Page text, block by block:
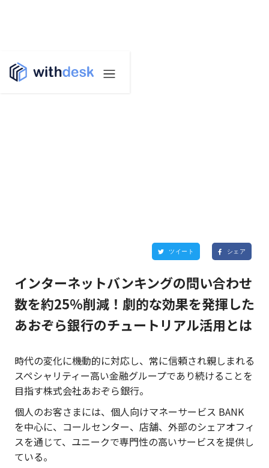
 ツイート  シェア
インターネットバンキングの問い合わせ
数を約25％削減！劇的な効果を発揮した
あおぞら銀行のチュートリアル活用とは
時代の変化に機動的に対応し、常に信頼され親しまれる
スペシャリティー高い金融グループであり続けることを
目指す株式会社あおぞら銀行。
個人のお客さまには、個人向けマネーサービス BANK
を中心に、コールセンター、店舗、外部のシェアオフィ
スを通じて、ユニークで専門性の高いサービスを提供し
ている。